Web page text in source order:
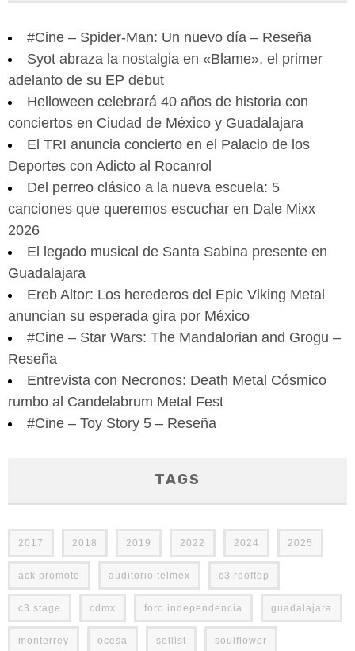
#Cine – Spider-Man: Un nuevo día – Reseña
Syot abraza la nostalgia en «Blame», el primer
adelanto de su EP debut
Helloween celebrará 40 años de historia con
conciertos en Ciudad de México y Guadalajara
El TRI anuncia concierto en el Palacio de los
Deportes con Adicto al Rocanrol
Del perreo clásico a la nueva escuela: 5
canciones que queremos escuchar en Dale Mixx
2026
El legado musical de Santa Sabina presente en
Guadalajara
Ereb Altor: Los herederos del Epic Viking Metal
anuncian su esperada gira por México
#Cine – Star Wars: The Mandalorian and Grogu –
Reseña
Entrevista con Necronos: Death Metal Cósmico
rumbo al Candelabrum Metal Fest
#Cine – Toy Story 5 – Reseña
TAGS
2017 2018 2019 2022 2024 2025
ack promote auditorio telmex c3 rooftop
c3 stage cdmx foro independencia guadalajara
monterrey ocesa setlist soulflower